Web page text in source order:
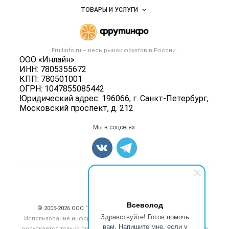
Всеволод
Здравствуйте! Готов помочь
вам. Напишите мне, если у
Fruitinfo.ru – весь рынок фруктов в России.
ООО «Инлайн»
ИНН: 7805355672
КПП: 780501001
ОГРН: 1047855085442
Юридический адрес: 196066, г. Санкт-Петербург,
Московский проспект, д. 212
Размещение рекламы
Публичная оферта
Контактная информация
Политика обработки персональных данных
Объявления
Новости рынка
ТОВАРЫ И УСЛУГИ
Готовая продукция
Фрукты
Грибы
Оборудование
Карта объявлений
Мы в соцсетях:
© 2006‑2026 ООО “Инлайн”. 12+ Все права защищены.
Использование информации, размещенной на данном сайте,